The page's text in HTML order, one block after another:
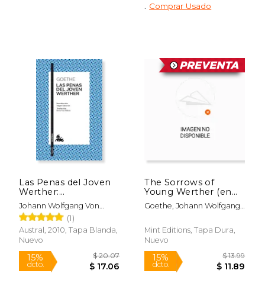
15%
dcto.
$ 27.95 15%
dcto.
Comprar Usado
Las Penas del Joven
Werther:
Introducción de
Miguel Salmerón
(Clásica)
Johann Wolfgang Von
Goethe
(1)
Austral, 2010, Tapa Blanda,
Nuevo
The Sorrows of
Young Werther (en
Inglés)
Goethe, Johann Wolfgang
Nathen Haskell
Mint Editions, Tapa Dura,
Nuevo